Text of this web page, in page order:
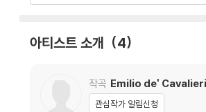
아티스트 소개 4
작곡 Emilio de' Cavalieri
관심작가 알림신청